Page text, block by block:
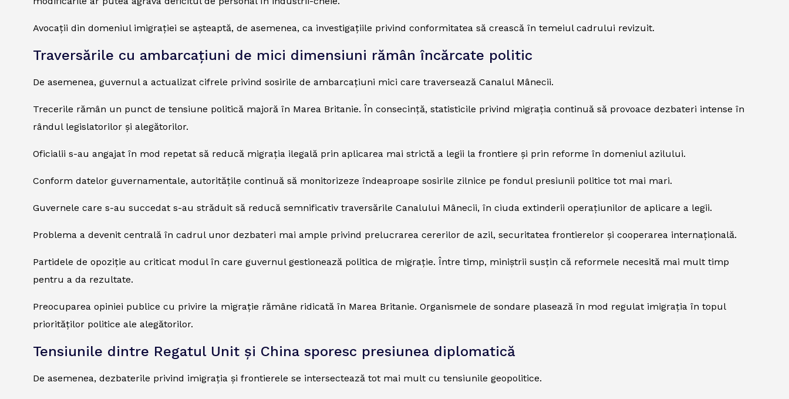
Avocații din domeniul imigrației se așteaptă, de asemenea, ca investigațiile privind conformitatea să crească în temeiul cadrului revizuit.
Traversările cu ambarcațiuni de mici dimensiuni rămân încărcate politic
De asemenea, guvernul a actualizat cifrele privind sosirile de ambarcațiuni mici care traversează Canalul Mânecii.
Trecerile rămân un punct de tensiune politică majoră în Marea Britanie. În consecință, statisticile privind migrația continuă să provoace dezbateri intense în
rândul legislatorilor și alegătorilor.
Oficialii s-au angajat în mod repetat să reducă migrația ilegală prin aplicarea mai strictă a legii la frontiere și prin reforme în domeniul azilului.
Conform datelor guvernamentale, autoritățile continuă să monitorizeze îndeaproape sosirile zilnice pe fondul presiunii politice tot mai mari.
Guvernele care s-au succedat s-au străduit să reducă semnificativ traversările Canalului Mânecii, în ciuda extinderii operațiunilor de aplicare a legii.
Problema a devenit centrală în cadrul unor dezbateri mai ample privind prelucrarea cererilor de azil, securitatea frontierelor și cooperarea internațională.
Partidele de opoziție au criticat modul în care guvernul gestionează politica de migrație. Între timp, miniștrii susțin că reformele necesită mai mult timp
pentru a da rezultate.
Preocuparea opiniei publice cu privire la migrație rămâne ridicată în Marea Britanie. Organismele de sondare plasează în mod regulat imigrația în topul
priorităților politice ale alegătorilor.
Tensiunile dintre Regatul Unit și China sporesc presiunea diplomatică
De asemenea, dezbaterile privind imigrația și frontierele se intersectează tot mai mult cu tensiunile geopolitice.